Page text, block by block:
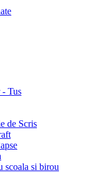
Tus
de Scris
scoala si birou